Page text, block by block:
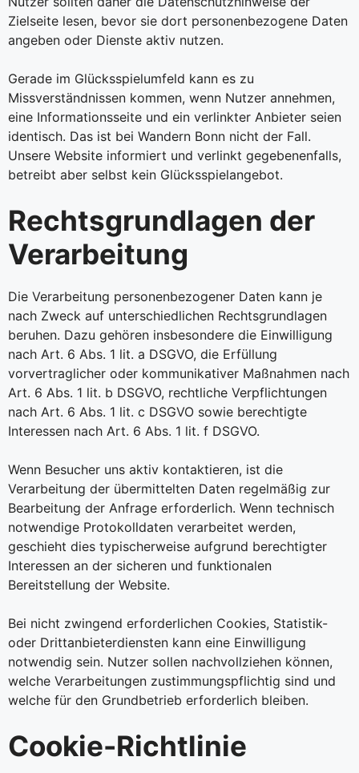
Zielseite lesen, bevor sie dort personenbezogene Daten
angeben oder Dienste aktiv nutzen.
Gerade im Glücksspielumfeld kann es zu
Missverständnissen kommen, wenn Nutzer annehmen,
eine Informationsseite und ein verlinkter Anbieter seien
identisch. Das ist bei Wandern Bonn nicht der Fall.
Unsere Website informiert und verlinkt gegebenenfalls,
betreibt aber selbst kein Glücksspielangebot.
Rechtsgrundlagen der
Verarbeitung
Die Verarbeitung personenbezogener Daten kann je
nach Zweck auf unterschiedlichen Rechtsgrundlagen
beruhen. Dazu gehören insbesondere die Einwilligung
nach Art. 6 Abs. 1 lit. a DSGVO, die Erfüllung
vorvertraglicher oder kommunikativer Maßnahmen nach
Art. 6 Abs. 1 lit. b DSGVO, rechtliche Verpflichtungen
nach Art. 6 Abs. 1 lit. c DSGVO sowie berechtigte
Interessen nach Art. 6 Abs. 1 lit. f DSGVO.
Wenn Besucher uns aktiv kontaktieren, ist die
Verarbeitung der übermittelten Daten regelmäßig zur
Bearbeitung der Anfrage erforderlich. Wenn technisch
notwendige Protokolldaten verarbeitet werden,
geschieht dies typischerweise aufgrund berechtigter
Interessen an der sicheren und funktionalen
Bereitstellung der Website.
Bei nicht zwingend erforderlichen Cookies, Statistik-
oder Drittanbieterdiensten kann eine Einwilligung
notwendig sein. Nutzer sollen nachvollziehen können,
welche Verarbeitungen zustimmungspflichtig sind und
welche für den Grundbetrieb erforderlich bleiben.
Cookie-Richtlinie